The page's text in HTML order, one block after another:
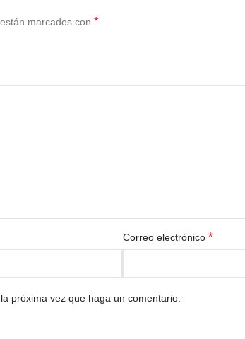
marcados con *
Correo electrónico *
próxima vez que haga un comentario.